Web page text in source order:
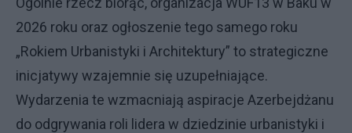
2026 roku oraz ogłoszenie tego samego roku
„Rokiem Urbanistyki i Architektury” to strategiczne
inicjatywy wzajemnie się uzupełniające.
Wydarzenia te wzmacniają aspiracje Azerbejdżanu
do odgrywania roli lidera w dziedzinie urbanistyki i